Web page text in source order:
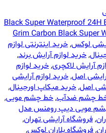
Black Super Waterproof 24H
Grim Carbon Black Super
لوکس,خرید اینترنتی لوازم
,خرید لوازم آرایش برند,
آرایش لاکچری,خرید لوازم
اصل,خرید لوازم آرایشی
اصل,خرید میکاپ اورجینال,
چشم ضدآب,خط چشم مویی,
مویی دیپ رومنس مدل
,فروشگاه آرایشی تهران,
,فروشگاه بلاران لوکس,